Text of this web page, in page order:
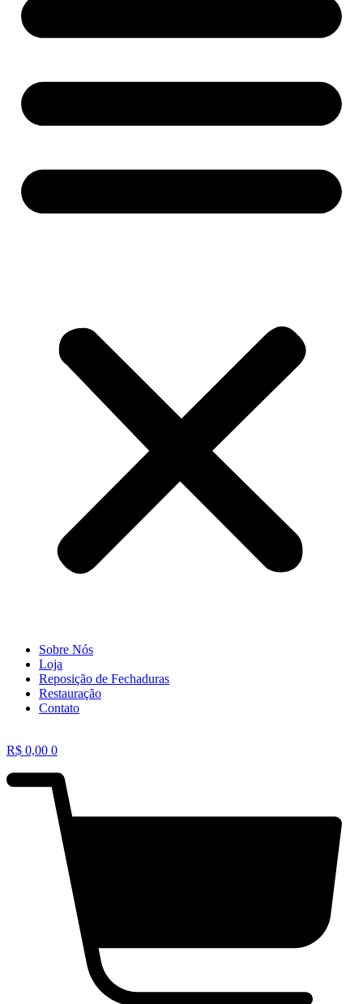
Sobre Nós
Loja
Reposição de Fechaduras
Restauração
Contato
R$ 0,00 0